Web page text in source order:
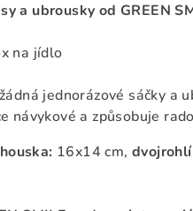
a ubrousky od GREEN
na jídlo
jednorázové sáčky a
návykové a způsobuje
houska: 16x14 cm,